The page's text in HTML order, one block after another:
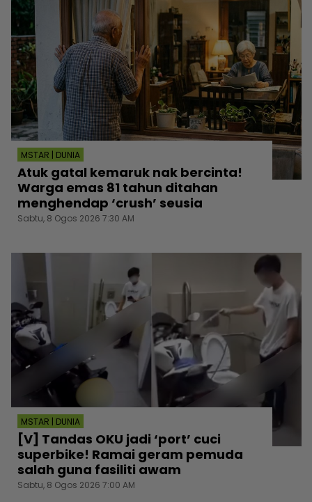
MSTAR | DUNIA
Atuk gatal kemaruk nak bercinta!
Warga emas 81 tahun ditahan
menghendap ‘crush’ seusia
Sabtu, 8 Ogos 2026 7:30 AM
MSTAR | DUNIA
[V] Tandas OKU jadi ‘port’ cuci
superbike! Ramai geram pemuda
salah guna fasiliti awam
Sabtu, 8 Ogos 2026 7:00 AM